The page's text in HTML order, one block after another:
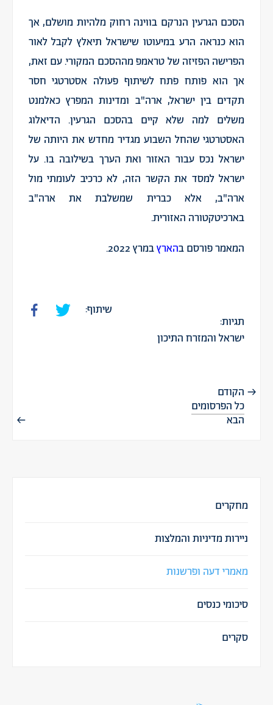
הסכם הגרעין הנרקם בווינה רחוק מלהיות מושלם, אך
הוא כנראה הרע במיעוטו שישראל תיאלץ לקבל לאור
הפרישה הפזיזה של טראמפ מההסכם המקורי. עם זאת,
אך הוא פותח פתח לשיתוף פעולה אסטרטגי חסר
תקדים בין ישראל, ארה"ב ומדינות המפרץ כאלמנט
משלים למה שלא קיים בהסכם הגרעין. הדיאלוג
האסטרטגי שהחל השבוע מגדיר מחדש את היותה של
ישראל נכס עבור האזור ואת הערך בשילובה בו. על
ישראל למסד את הקשר הזה, לא כרכיב לעומתי מול
ארה"ב, אלא כברית שמשלבת את ארה"ב
בארכיטקטורה האזורית.
המאמר פורסם בהארץבמרץ 2022.
שיתוף:
תגיות:
ישראל והמזרח התיכון
הקודם
כל הפרסומים
הבא
מחקרים
ניירות מדיניות והמלצות
מאמרי דעה ופרשנות
סיכומי כנסים
סקרים